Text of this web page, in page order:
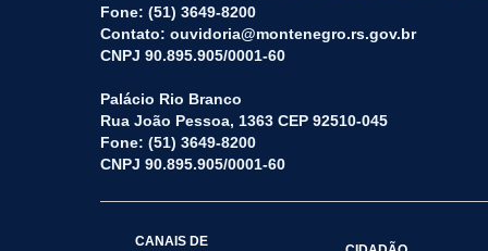
Fone: (51) 3649-8200
Contato: ouvidoria@montenegro.rs.gov.br
CNPJ 90.895.905/0001-60
Palácio Rio Branco
Rua João Pessoa, 1363 CEP 92510-045
Fone: (51) 3649-8200
CNPJ 90.895.905/0001-60
CANAIS DE